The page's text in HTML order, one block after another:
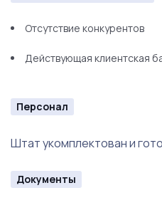
Отсутствие конкурентов
Действующая клиентская
Персонал
Штат укомплектован и
Документы